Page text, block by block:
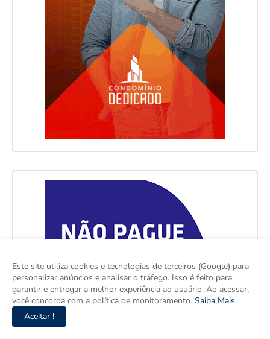
Este site utiliza cookies e tecnologias de terceiros (Google) para
personalizar anúncios e analisar o tráfego. Isso é feito para
garantir e entregar a melhor experiência ao usuário. Ao acessar,
você concorda com a política de monitoramento. Saiba Mais
Aceitar !